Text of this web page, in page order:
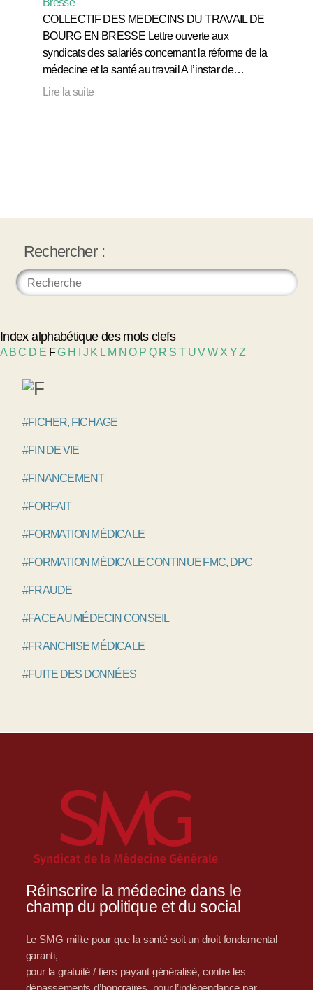
COLLECTIF DES MEDECINS DU TRAVAIL DE
BOURG EN BRESSE Lettre ouverte aux
syndicats des salariés concernant la réforme de la
médecine et la santé au travail A l’instar de…
Lire la suite
Rechercher :
Index alphabétique des mots clefs
A BC D E FG H J K L M NO P Q R S T UVW X YZ
#FICHER, FICHAGE
#FIN DE VIE
#FINANCEMENT
#FORFAIT
#FORMATION MÉDICALE
#FORMATION MÉDICALE CONTINUE FMC, DPC
#FRAUDE
#FACE AU MÉDECIN CONSEIL
#FRANCHISE MÉDICALE
#FUITE DES DONNÉES
Réinscrire la médecine dans le
champ du politique et du social
Le SMG milite pour que la santé soit un droit fondamental
garanti,
pour la gratuité / tiers payant généralisé, contre les